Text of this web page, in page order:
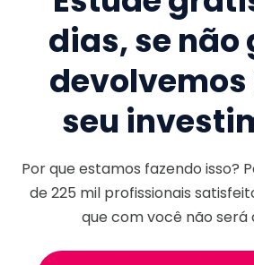
dias, se não
devolvemos
seu
Por que estamos fazendo isso?
de225 milprofissionais
que com você não será